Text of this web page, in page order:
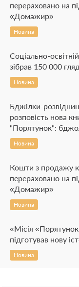
перераховано на
«Домажир»
Новина
Соціально-
зібрав 150 000
Новина
Бджілки-
розповість нова
"Порятунок":
Новина
Кошти з продажу
перераховано на
«Домажир»
Новина
«Місія
підготував нову
Новина